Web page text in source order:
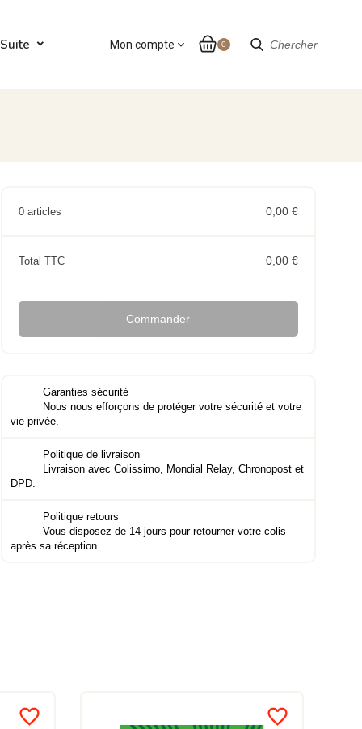
Chercher
Suite 0
Mon compte expand_more
0 articles 0,00 €
Total TTC 0,00 €
Commander
Garanties sécurité
Nous nous efforçons de protéger votre sécurité et votre
vie privée.
Politique de livraison
Livraison avec Colissimo, Mondial Relay, Chronopost et
DPD.
Politique retours
Vous disposez de 14 jours pour retourner votre colis
après sa réception.
favorite_border favorite_border